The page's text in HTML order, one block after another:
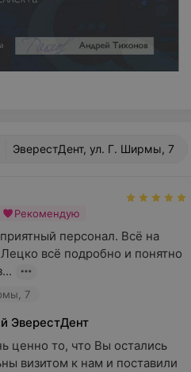
ЭверестДент, ул. Г. Ширмы, 7
Рекомендую
персонал. Всё на
всё подробно и понятно
7
ЭверестДент
ценно то, что Вы остались
визитом к нам и поставили